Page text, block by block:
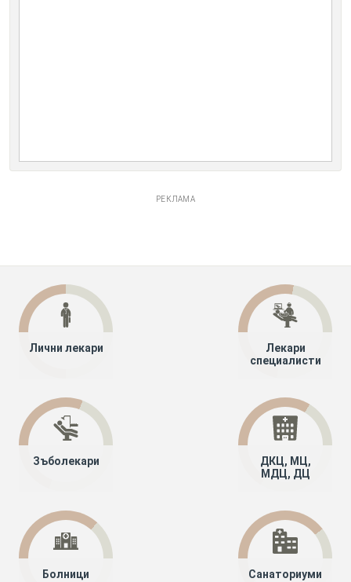
РЕКЛАМА
Лични лекари
Лекари
специалисти
Зъболекари
ДКЦ, МЦ,
МДЦ, ДЦ
Болници Санаториуми